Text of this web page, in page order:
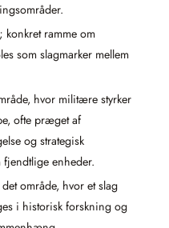
konkret ramme om
som slagmarker mellem
hvor militære styrker
ofte præget af
og strategisk
enheder.
område, hvor et slag
i historisk forskning og